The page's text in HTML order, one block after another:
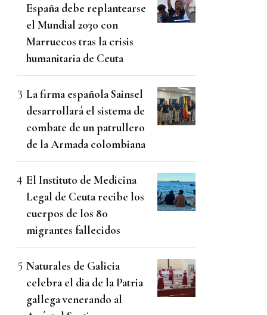
España debe replantearse
el Mundial 2030 con
Marruecos tras la crisis
humanitaria de Ceuta
La firma española Sainsel
desarrollará el sistema de
combate de un patrullero
de la Armada colombiana
El Instituto de Medicina
Legal de Ceuta recibe los
cuerpos de los 80
migrantes fallecidos
Naturales de Galicia
celebra el dia de la Patria
gallega venerando al